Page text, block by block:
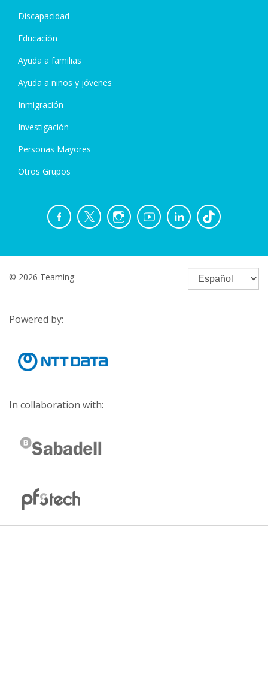
Discapacidad
Educación
Ayuda a familias
Ayuda a niños y jóvenes
Inmigración
Investigación
Personas Mayores
Otros Grupos
© 2026 Teaming
Powered by:
In collaboration with: